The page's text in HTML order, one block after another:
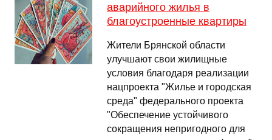
аварийного жилья в
благоустроенные квартиры
Жители Брянской области
улучшают свои жилищные
условия благодаря реализации
нацпроекта "Жилье и городская
среда" федерального проекта
"Обеспечение устойчивого
сокращения непригодного для